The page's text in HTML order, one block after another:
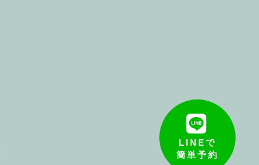
LINEで
簡単予約